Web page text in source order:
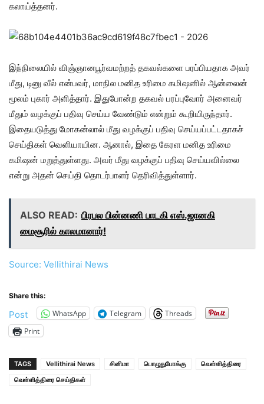
கலாய்த்தனர்.
இந்நிலையில் விஞ்ஞானபூர்வமற்றத் தகவல்களை பரப்பியதாக அவர்
மீது, டினு வீல் என்பவர், மாநில மனித உரிமை கமிஷனில் ஆன்லைன்
மூலம் புகார் அளித்தார். இதுபோன்ற தகவல் பரப்புவோர் அனைவர்
மீதும் வழக்குப் பதிவு செய்ய வேண்டும் என்றும் கூறியிருந்தார்.
இதையடுத்து மோகன்லால் மீது வழக்குப் பதிவு செய்யப்பட்டதாகச்
செய்திகள் வெளியாயின. ஆனால், இதை கேரள மனித உரிமை
கமிஷன் மறுத்துள்ளது. அவர் மீது வழக்குப் பதிவு செய்யவில்லை
என்று அதன் செய்தி தொடர்பாளர் தெரிவித்துள்ளார்.
ALSO READ: பிரபல பின்னணி பாடகி எஸ்.ஜானகி
மைசூரில் காலமானார்!
Source: Vellithirai News
Share this:
Post WhatsApp Telegram
Threads
Print
TAGS Vellithirai News சினிமா பொழுதுபோக்கு
வெள்ளித்திரை
வெள்ளித்திரை செய்திகள்